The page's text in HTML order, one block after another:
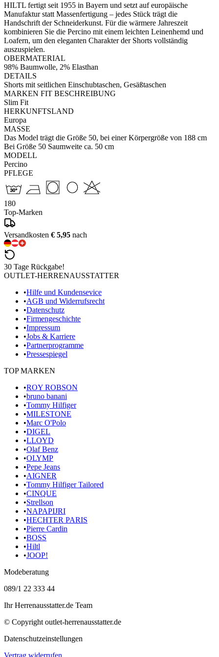
HILTL fertigt seit 1955 in Bayern und setzt auf europäische
Manufaktur statt Massenfertigung – jedes Stück trägt die
Handschrift der Schneiderkunst. Für die wärmere Jahreszeit
kombinieren Sie die Percino mit einem leichten Leinenhemd und
Loafern, um den eleganten Charakter der Shorts vollständig
auszuspielen.
OBERMATERIAL
98% Baumwolle, 2% Elasthan
DETAILS
Shorts mit seitlichen Einschubtaschen, Gesäßtaschen
MARKEN FIT BESCHREIBUNG
Slim Fit
HERKUNFTSLAND
Europa
MASSE
Das Model trägt die Größe 50, bei einer Körpergröße von 188 cm
Bei Größe 50 Saumweite ca. 50 cm
MODELL
Percino
PFLEGE
180
Top-Marken
Versandkosten € 5,95 nach
30 Tage Rückgabe!
OUTLET-HERRENAUSSTATTER
•Hilfe und Kundensevice
•AGB und Widerrufsrecht
•Datenschutz
•Firmengeschichte
•Impressum
•Jobs & Karriere
•Partnerprogramme
•Pressespiegel
TOP MARKEN
•ROY ROBSON
•bruno banani
•Tommy Hilfiger
•MILESTONE
•Marc O'Polo
•DIGEL
•LLOYD
•Olaf Benz
•OLYMP
•Pepe Jeans
•AIGNER
•Tommy Hilfiger Tailored
•CINQUE
•Strellson
•NAPAPIJRI
•HECHTER PARIS
•Pierre Cardin
•BOSS
•Hiltl
•JOOP!
Modeberatung
089/1 22 333 44
Ihr Herrenausstatter.de Team
© Copyright outlet-herrenausstatter.de
Datenschutzeinstellungen
Vertrag widerrufen